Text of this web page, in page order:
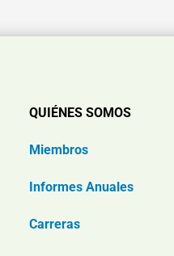
QUIÉNES SOMOS
Miembros
Informes Anuales
Carreras